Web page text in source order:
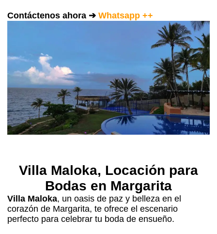
Contáctenos ahora ➔ Whatsapp ++
Villa Maloka, Locación para
Bodas en Margarita
Villa Maloka, un oasis de paz y belleza en el
corazón de Margarita, te ofrece el escenario
perfecto para celebrar tu boda de ensueño.